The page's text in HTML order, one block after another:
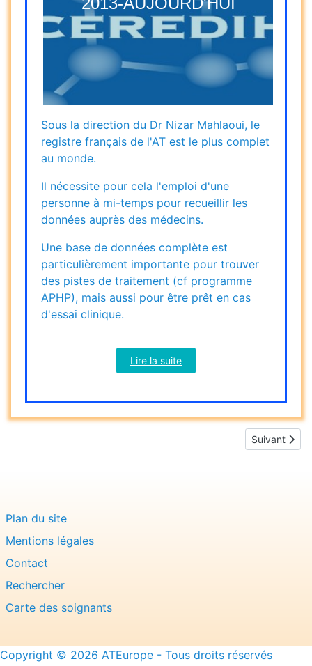
Sous la direction du Dr Nizar Mahlaoui, le
registre français de l'AT est le plus complet
au monde.
Il nécessite pour cela l'emploi d'une
personne à mi-temps pour recueillir les
données auprès des médecins.
Une base de données complète est
particulièrement importante pour trouver
des pistes de traitement (cf programme
APHP), mais aussi pour être prêt en cas
d'essai clinique.
Lire la suite
Article
Suivant
Plan du site
Mentions légales
Contact
Rechercher
Carte des soignants
Copyright © 2026 ATEurope - Tous droits réservés